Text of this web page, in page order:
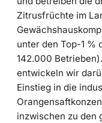
Zitrusfrüchte im
unter den Top-1 %
142.000
entwickeln wir
Einstieg in die
inzwischen zu den